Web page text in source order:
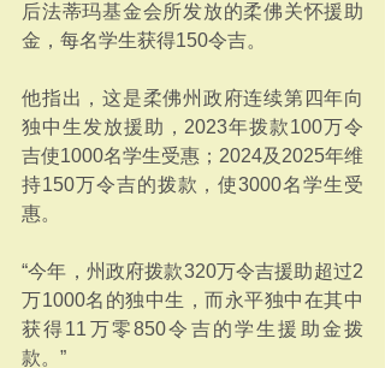
后法蒂玛基金会所发放的柔佛关怀援助
金，每名学生获得150令吉。
他指出，这是柔佛州政府连续第四年向
独中生发放援助，2023年拨款100万令
吉使1000名学生受惠；2024及2025年维
持150万令吉的拨款，使3000名学生受
惠。
“今年，州政府拨款320万令吉援助超过2
万1000名的独中生，而永平独中在其中
获得11万零850令吉的学生援助金拨
款。”